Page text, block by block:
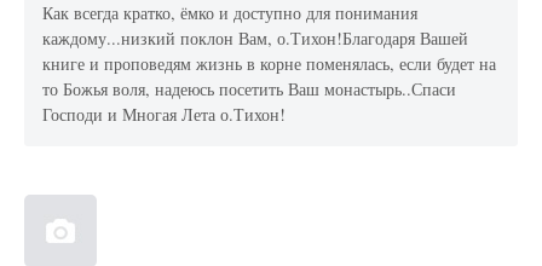
Как всегда кратко, ёмко и доступно для понимания
каждому...низкий поклон Вам, о.Тихон!Благодаря Вашей
книге и проповедям жизнь в корне поменялась, если будет на
то Божья воля, надеюсь посетить Ваш монастырь..Спаси
Господи и Многая Лета о.Тихон!